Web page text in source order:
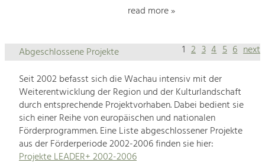
read more »
1 2 3 4 5 6 next
Abgeschlossene Projekte
Seit 2002 befasst sich die Wachau intensiv mit der
Weiterentwicklung der Region und der Kulturlandschaft
durch entsprechende Projektvorhaben. Dabei bedient sie
sich einer Reihe von europäischen und nationalen
Förderprogrammen. Eine Liste abgeschlossener Projekte
aus der Förderperiode 2002-2006 finden sie hier:
Projekte LEADER+ 2002-2006